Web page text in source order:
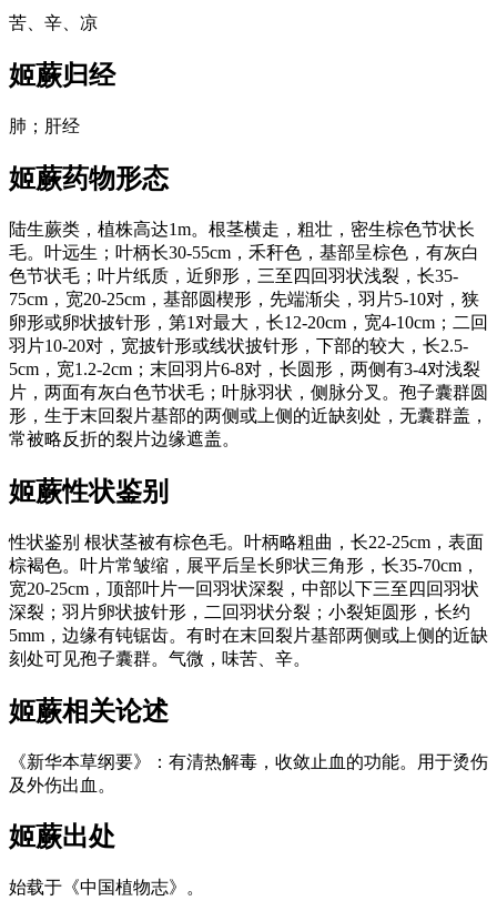
苦、辛、凉
姬蕨归经
肺；肝经
姬蕨药物形态
陆生蕨类，植株高达1m。根茎横走，粗壮，密生棕色节状长
毛。叶远生；叶柄长30-55cm，禾秆色，基部呈棕色，有灰白
色节状毛；叶片纸质，近卵形，三至四回羽状浅裂，长35-
75cm，宽20-25cm，基部圆楔形，先端渐尖，羽片5-10对，狭
卵形或卵状披针形，第1对最大，长12-20cm，宽4-10cm；二回
羽片10-20对，宽披针形或线状披针形，下部的较大，长2.5-
5cm，宽1.2-2cm；末回羽片6-8对，长圆形，两侧有3-4对浅裂
片，两面有灰白色节状毛；叶脉羽状，侧脉分叉。孢子囊群圆
形，生于末回裂片基部的两侧或上侧的近缺刻处，无囊群盖，
常被略反折的裂片边缘遮盖。
姬蕨性状鉴别
性状鉴别 根状茎被有棕色毛。叶柄略粗曲，长22-25cm，表面
棕褐色。叶片常皱缩，展平后呈长卵状三角形，长35-70cm，
宽20-25cm，顶部叶片一回羽状深裂，中部以下三至四回羽状
深裂；羽片卵状披针形，二回羽状分裂；小裂矩圆形，长约
5mm，边缘有钝锯齿。有时在末回裂片基部两侧或上侧的近缺
刻处可见孢子囊群。气微，味苦、辛。
姬蕨相关论述
《新华本草纲要》：有清热解毒，收敛止血的功能。用于烫伤
及外伤出血。
姬蕨出处
始载于《中国植物志》。